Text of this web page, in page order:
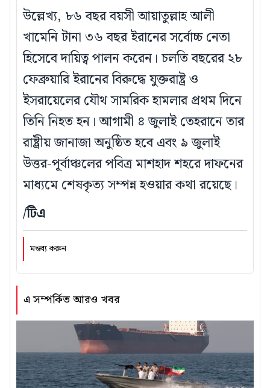
এ সম্পর্কিত আরও খবর
উল্লেখ্য, ৮৬ বছর বয়সী আয়াতুল্লাহ আলী
খামেনি টানা ৩৬ বছর ইরানের সর্বোচ্চ নেতা
হিসেবে দায়িত্ব পালন করেন। চলতি বছরের ২৮
ফেব্রুয়ারি ইরানের বিরুদ্ধে যুক্তরাষ্ট্র ও
ইসরায়েলের যৌথ সামরিক হামলার প্রথম দিনে
তিনি নিহত হন। আগামী ৪ জুলাই তেহরানে তার
রাষ্ট্রীয় জানাজা অনুষ্ঠিত হবে এবং ৯ জুলাই
উত্তর-পূর্বাঞ্চলের পবিত্র মাশহাদ শহরে দাফনের
মাধ্যমে শেষকৃত্য সম্পন্ন হওয়ার কথা রয়েছে।
/টিএ
মন্তব্য করুন